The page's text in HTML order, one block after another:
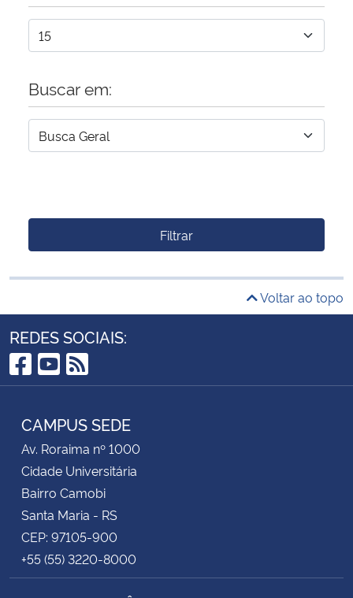
Buscar em:
Filtrar
Voltar ao topo
REDES SOCIAIS:
Facebook
YouTube
RSS
CAMPUS SEDE
Av. Roraima nº 1000
Cidade Universitária
Bairro Camobi
Santa Maria - RS
CEP: 97105-900
+55 (55) 3220-8000